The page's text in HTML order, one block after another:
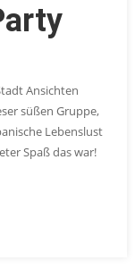
Ansichten
süßen Gruppe,
Lebenslust
Spaß das war!